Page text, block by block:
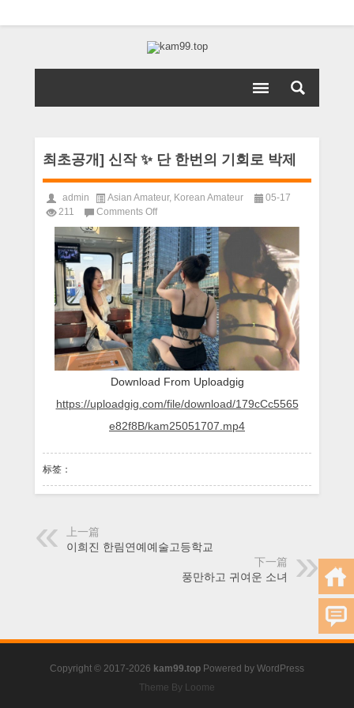
최초공개] 신작 ✨ 단 한번의 기회로 박제
admin Asian Amateur, Korean Amateur
05-17
211
Comments Offon
최
초
공
개]
신
작
✨
단
한
번
의
기
로
박
Download From Uploadgig
https://uploadgig.com/file/download/179cCc5565
e82f8B/kam25051707.mp4
标签：
上一篇
이희진 한림연예예술고등학교
下一篇
풍만하고 귀여운 소녀
Copyright © 2017-2026 kam99.top Powered by WordPress
Theme By Loome